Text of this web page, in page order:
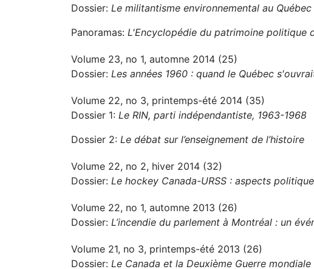
Dossier: Le militantisme environnemental au Québec
Panoramas: L'Encyclopédie du patrimoine politique
Volume 23, no 1, automne 2014 (25)
Dossier: Les années 1960 : quand le Québec
Volume 22, no 3, printemps-été 2014 (35)
Dossier 1: Le RIN, parti indépendantiste, 1963-1968
Dossier 2: Le débat sur l’enseignement de l’histoire
Volume 22, no 2, hiver 2014 (32)
Dossier: Le hockey Canada-URSS : aspects
Volume 22, no 1, automne 2013 (26)
Dossier: L’incendie du parlement à Montréal : un
Volume 21, no 3, printemps-été 2013 (26)
Dossier: Le Canada et la Deuxième Guerre mondiale